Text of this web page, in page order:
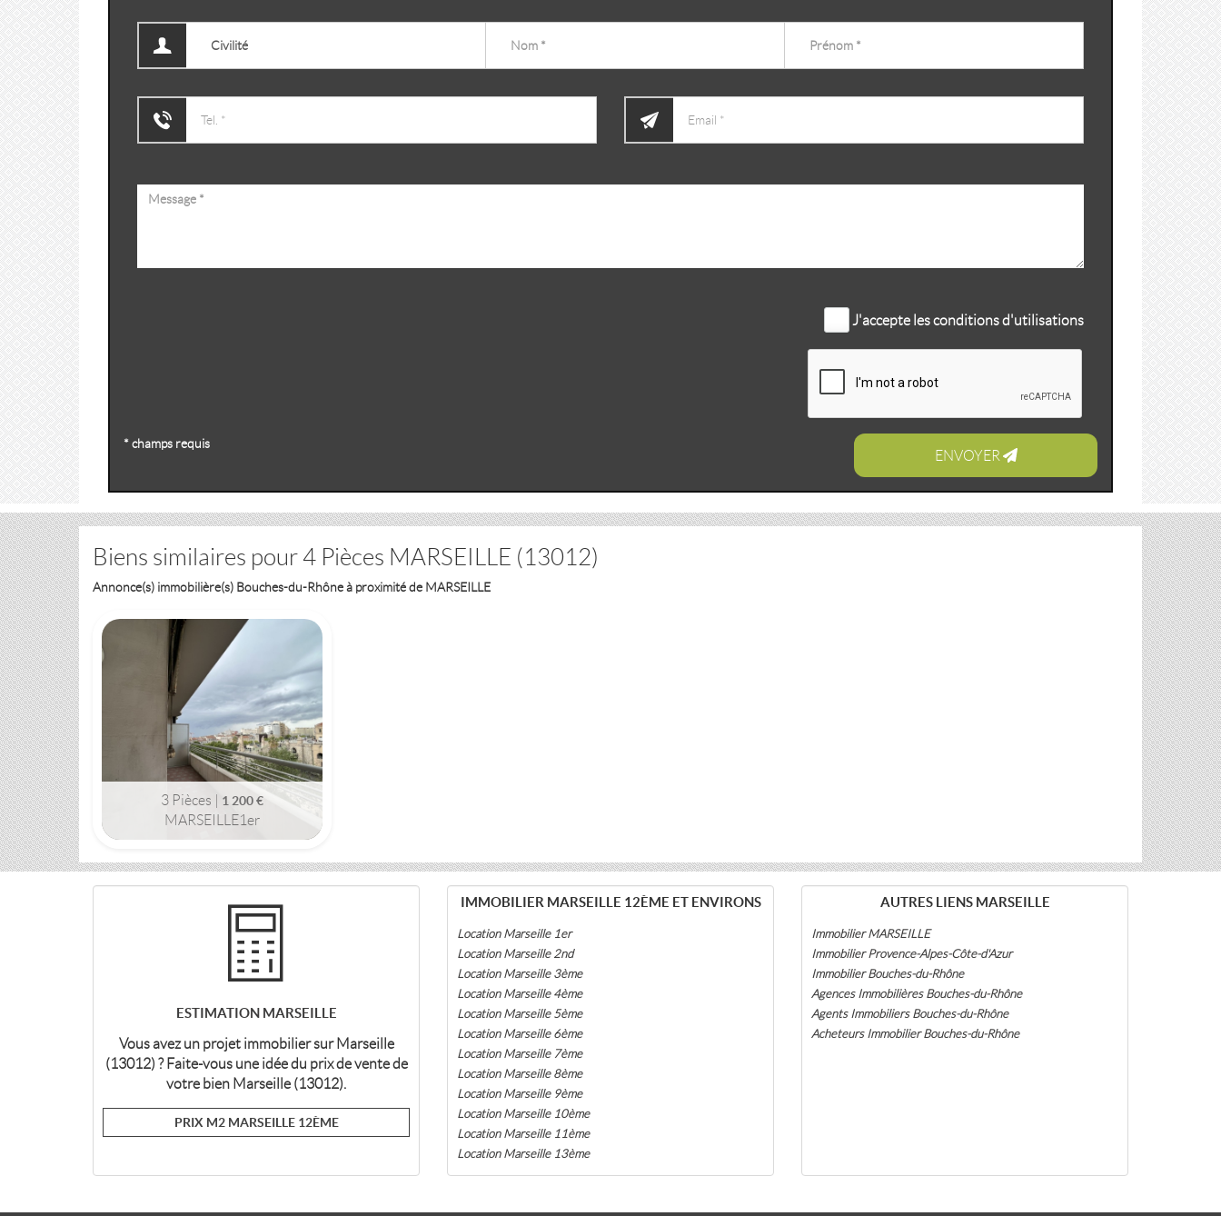
J'accepte les conditions d'utilisations
ENVOYER
* champs requis
Biens similaires pour 4 Pièces MARSEILLE (13012)
Annonce(s) immobilière(s) Bouches-du-Rhône à proximité de MARSEILLE
3 Pièces | 1 200 €
MARSEILLE1er
97m2 | 3 pièce(s) | Ext. 15m2
MARSEILLE (13001)
3 PIÈCES
1 200 €
ESTIMATION MARSEILLE
Vous avez un projet immobilier sur Marseille
(13012) ? Faite-vous une idée du prix de vente de
votre bien Marseille (13012).
PRIX M2 MARSEILLE 12ÈME
IMMOBILIER MARSEILLE 12ÈME ET ENVIRONS
Location Marseille 1er
Location Marseille 2nd
Location Marseille 3ème
Location Marseille 4ème
Location Marseille 5ème
Location Marseille 6ème
Location Marseille 7ème
Location Marseille 8ème
Location Marseille 9ème
Location Marseille 10ème
Location Marseille 11ème
Location Marseille 13ème
Location Marseille 14ème
Location Marseille 16ème
AUTRES LIENS MARSEILLE
Immobilier MARSEILLE
Immobilier Provence-Alpes-Côte-d'Azur
Immobilier Bouches-du-Rhône
Agences Immobilières Bouches-du-Rhône
Agents Immobiliers Bouches-du-Rhône
Acheteurs Immobilier Bouches-du-Rhône